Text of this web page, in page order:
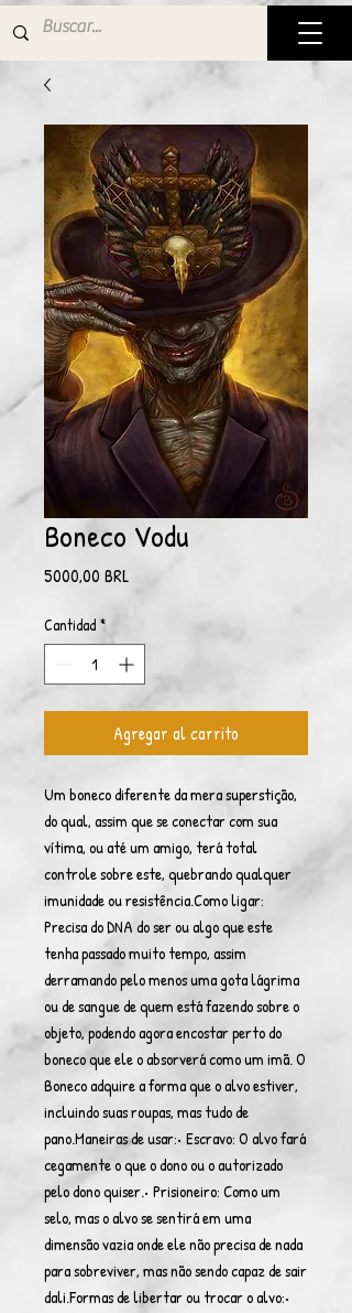
Boneco Vodu
5000,00 BRLPrecio
Cantidad *
Agregar al carrito
Um boneco diferente da mera superstição,
do qual, assim que se conectar com sua
vítima, ou até um amigo, terá total
controle sobre este, quebrando qualquer
imunidade ou resistência.Como ligar:
Precisa do DNA do ser ou algo que este
tenha passado muito tempo, assim
derramando pelo menos uma gota lágrima
ou de sangue de quem está fazendo sobre o
objeto, podendo agora encostar perto do
boneco que ele o absorverá como um imã. O
Boneco adquire a forma que o alvo estiver,
incluindo suas roupas, mas tudo de
pano.Maneiras de usar:• Escravo: O alvo fará
cegamente o que o dono ou o autorizado
pelo dono quiser.• Prisioneiro: Como um
selo, mas o alvo se sentirá em uma
dimensão vazia onde ele não precisa de nada
para sobreviver, mas não sendo capaz de sair
dali.Formas de libertar ou trocar o alvo:•